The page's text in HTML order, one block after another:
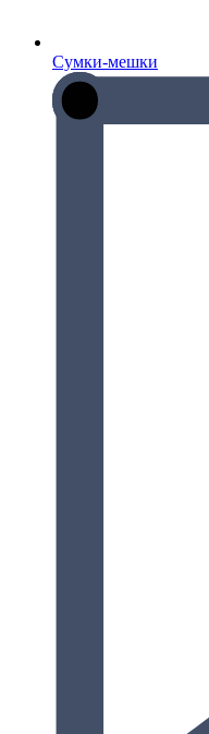
Сумки-мешки